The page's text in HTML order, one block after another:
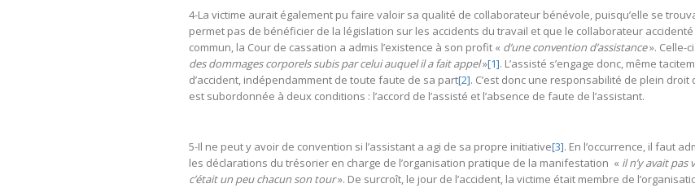
4-La victime aurait également pu faire valoir sa qualité de collaborateur bénévole, puisqu’elle se
permet pas de bénéficier de la législation sur les accidents du travail et que le collaborateur
commun, la Cour de cassation a admis l’existence à son profit « d’une convention d’assistance». Celle-
des dommages corporels subis par celui auquel il a fait appel»[1]. L’assisté s’engage donc, même
d’accident, indépendamment de toute faute de sa part[2]. C’est donc une responsabilité de plein
est subordonnée à deux conditions : l’accord de l’assisté et l’absence de faute de l’assistant.
5-Il ne peut y avoir de convention si l’assistant a agi de sa propre initiative[3]. En l’occurrence, il faut
les déclarations du trésorier en charge de l’organisation pratique de la manifestation « il n’y avait
c’était un peu chacun son tour». De surcroît, le jour de l’accident, la victime était membre de